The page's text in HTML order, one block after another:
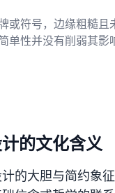
符号，边缘粗糙
性并没有削弱其
的文化含义
的大胆与简约象